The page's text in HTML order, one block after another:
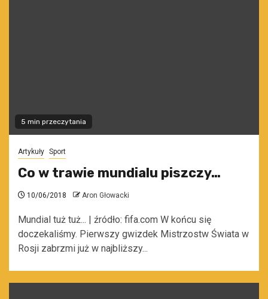
5 min przeczytania
Artykuły Sport
Co w trawie mundialu piszczy…
10/06/2018 Aron Głowacki
Mundial tuż tuż... | źródło: fifa.com W końcu się
doczekaliśmy. Pierwszy gwizdek Mistrzostw Świata w
Rosji zabrzmi już w najbliższy...